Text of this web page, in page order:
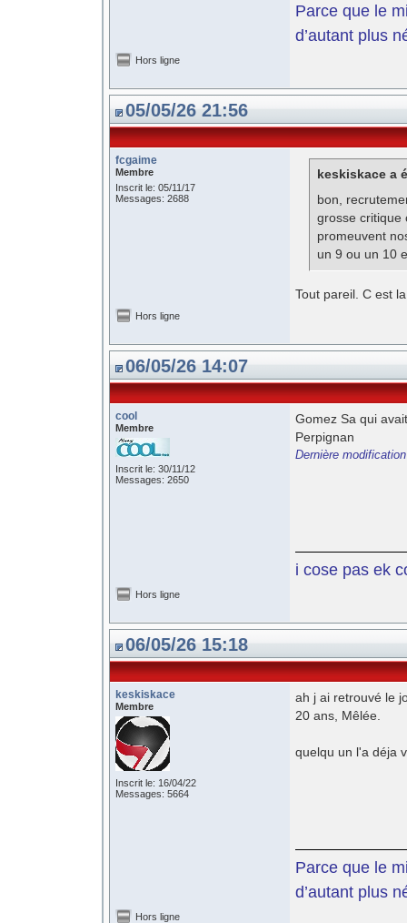
Parce que le
d’autant plus
Hors ligne
05/05/26 21:56
fcgaime
Membre
Inscrit le: 05/11/17
Messages: 2688
keskiskace a
bon,
grosse critique
promeuvent
un 9 ou un 10
Tout pareil. C est
Hors ligne
06/05/26 14:07
cool
Membre
Inscrit le: 30/11/12
Messages: 2650
Gomez Sa qui
Perpignan
Dernière
i cose pas ek
Hors ligne
06/05/26 15:18
keskiskace
Membre
Inscrit le: 16/04/22
Messages: 5664
ah j ai retrouvé le
20 ans, Mêlée.
quelqu un l'a déja
Parce que le
d’autant plus
Hors ligne